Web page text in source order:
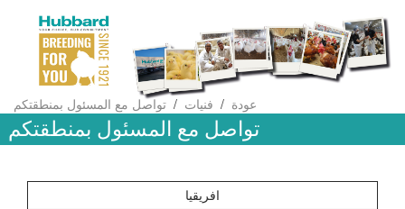
عودة / فنيات / تواصل مع المسئول بمنطقتكم
تواصل مع المسئول بمنطقتكم
افريقيا